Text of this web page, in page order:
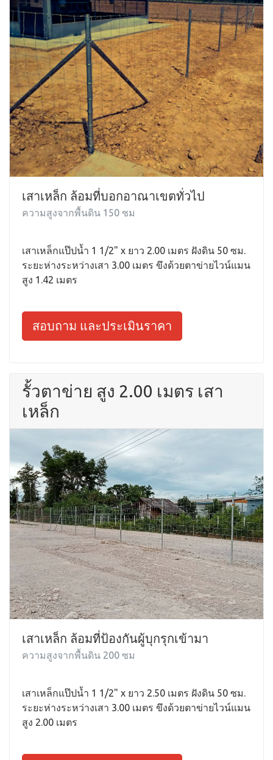
เสาเหล็ก ล้อมที่บอกอาณาเขตทั่วไป
ความสูงจากพื้นดิน 150 ซม
เสาเหล็กแป๊ปน้ำ 1 1/2" x ยาว 2.00 เมตร ฝังดิน 50 ซม.
ระยะห่างระหว่างเสา 3.00 เมตร ขึงด้วยตาข่ายไวน์แมน
สูง 1.42 เมตร
สอบถาม และประเมินราคา
รั้วตาข่าย สูง 2.00 เมตร เสา
เหล็ก
เสาเหล็ก ล้อมที่ป้องกันผู้บุกรุกเข้ามา
ความสูงจากพื้นดิน 200 ซม
เสาเหล็กแป๊ปน้ำ 1 1/2" x ยาว 2.50 เมตร ฝังดิน 50 ซม.
ระยะห่างระหว่างเสา 3.00 เมตร ขึงด้วยตาข่ายไวน์แมน
สูง 2.00 เมตร